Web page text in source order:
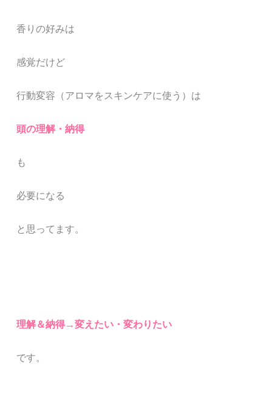
香りの好みは
感覚だけど
行動変容（アロマをスキンケアに使う）は
頭の理解・納得
も
必要になる
と思ってます。
理解＆納得→変えたい・変わりたい
です。